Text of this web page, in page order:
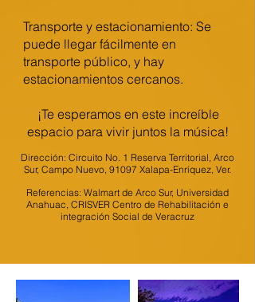
Transporte y estacionamiento: Se
puede llegar fácilmente en
transporte público, y hay
estacionamientos cercanos.
¡Te esperamos en este increíble
espacio para vivir juntos la música!
Dirección: Circuito No. 1 Reserva Territorial, Arco
Sur, Campo Nuevo, 91097 Xalapa-Enríquez, Ver.
Referencias: Walmart de Arco Sur, Universidad
Anahuac, CRISVER Centro de Rehabilitación e
integración Social de Veracruz